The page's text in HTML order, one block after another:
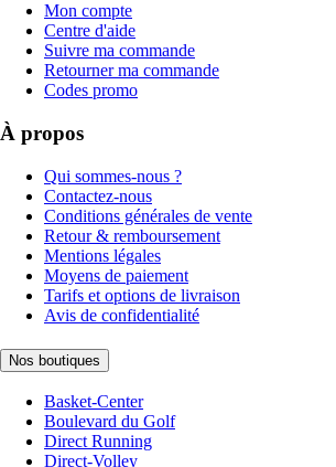
Mon compte
Centre d'aide
Suivre ma commande
Retourner ma commande
Codes promo
À propos
Qui sommes-nous ?
Contactez-nous
Conditions générales de vente
Retour & remboursement
Mentions légales
Moyens de paiement
Tarifs et options de livraison
Avis de confidentialité
Nos boutiques
Basket-Center
Boulevard du Golf
Direct Running
Direct-Volley